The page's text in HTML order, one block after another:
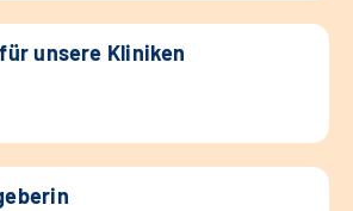
unsere Kliniken